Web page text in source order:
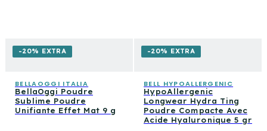
-20% EXTRA
BELLAOGGI ITALIA
BellaOggi Poudre
Sublime Poudre
Unifiante Effet Mat 9 g
-20% EXTRA
BELL HYPOALLERGENIC
HypoAllergenic
Longwear Hydra Ting
Poudre Compacte Avec
Acide Hyaluronique 5 gr